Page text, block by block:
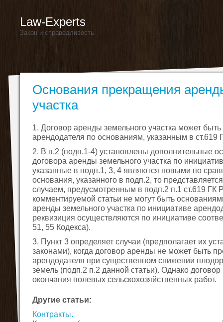
Law-Experts
Закон и справедливость
Основания прекращения
участка
1. Договор аренды земельного участка может
арендодателя по основаниям, указанным в ст.619
2. В п.2 (подп.1-4) установлены дополнительные
договора аренды земельного участка по
указанные в подп.1, 3, 4 являются новыми по
основания, указанного в подп.2, то
случаем, предусмотренным в подп.2 п.1 ст.619 ГК
комментируемой статьи не могут быть
аренды земельного участка по инициативе
реквизиция осуществляются по инициативе
51, 55 Кодекса).
3. Пункт 3 определяет случаи (предполагает их
законами), когда договор аренды не может быть
арендодателя при существенном снижении
земель (подп.2 п.2 данной статьи). Однако
окончания полевых сельскохозяйственных работ.
Другие статьи:
Контракты.